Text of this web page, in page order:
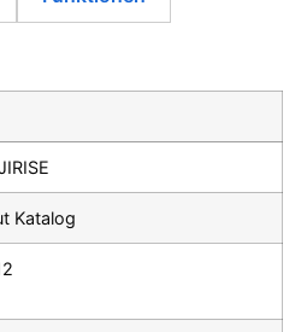
Katalog